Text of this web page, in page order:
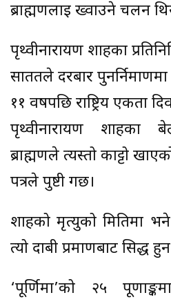
ब्राह्मणलाई ख्वाउने चलन
पृथ्वीनारायण शाहका
साततले दरबार
११ वर्षपछि राष्ट्रिय एकता
पृथ्वीनारायण
ब्राह्मणले त्यस्तो काट्टो
पत्रले पुष्टी गर्छ।
शाहको मृत्युको मितिमा
त्यो दाबी प्रमाणबाट सिद्ध
‘पूर्णिमा’को २५